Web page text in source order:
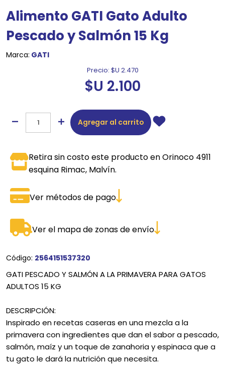
Alimento GATI Gato Adulto
Pescado y Salmón 15 Kg
Marca: GATI
Precio: $U 2.470
$U 2.100
Agregar al carrito
Retira sin costo este producto en Orinoco 4911
esquina Rimac, Malvín.
Ver métodos de pago
Ver el mapa de zonas de envío
Código: 2564151537320
GATI PESCADO Y SALMÓN A LA PRIMAVERA PARA GATOS
ADULTOS 15 KG
DESCRIPCIÓN:
Inspirado en recetas caseras en una mezcla a la
primavera con ingredientes que dan el sabor a pescado,
salmón, maíz y un toque de zanahoria y espinaca que a
tu gato le dará la nutrición que necesita.